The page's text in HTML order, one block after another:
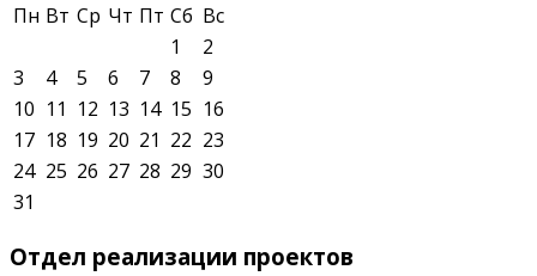
Пн Вт Ср Чт Пт Сб Вс
1
2
3
4 5 6 7 8
9
10 11 12 13 14 15 16
17 18 19 20 21 22 23
24 25 26 27 28 29 30
31
Отдел реализации проектов